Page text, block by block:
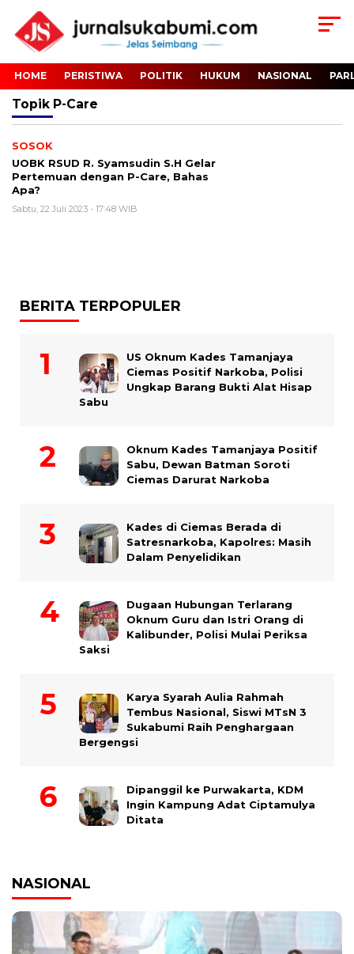
HOME PERISTIWA POLITIK HUKUM NASIONAL
Topik P-Care
SOSOK
UOBK RSUD R. Syamsudin S.H Gelar
Pertemuan dengan P-Care, Bahas
Apa?
Sabtu, 22 Juli 2023 - 17:48 WIB
BERITA TERPOPULER
US Oknum Kades Tamanjaya
Ciemas Positif Narkoba, Polisi
Ungkap Barang Bukti Alat Hisap
Sabu
Oknum Kades Tamanjaya Positif
Sabu, Dewan Batman Soroti
Ciemas Darurat Narkoba
Kades di Ciemas Berada di
Satresnarkoba, Kapolres: Masih
Dalam Penyelidikan
Dugaan Hubungan Terlarang
Oknum Guru dan Istri Orang di
Kalibunder, Polisi Mulai Periksa
Saksi
Karya Syarah Aulia Rahmah
Tembus Nasional, Siswi MTsN 3
Sukabumi Raih Penghargaan
Bergengsi
Dipanggil ke Purwakarta, KDM
Ingin Kampung Adat Ciptamulya
Ditata
NASIONAL